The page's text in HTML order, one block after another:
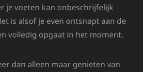
je voeten kan onbeschrijfelijk
is alsof je even ontsnapt aan de
volledig opgaat in het moment.
dan alleen maar genieten van